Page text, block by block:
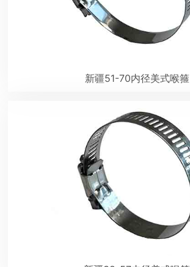
新疆51-70内径美式喉箍